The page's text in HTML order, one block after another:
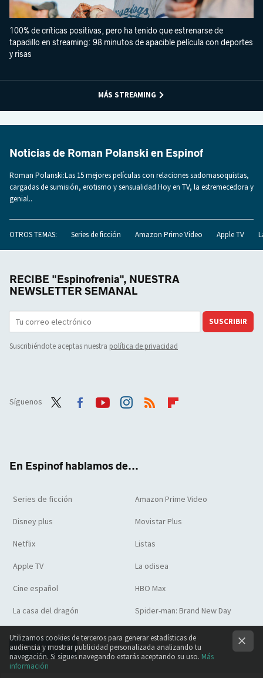
100% de críticas positivas, pero ha tenido que estrenarse de
tapadillo en streaming: 98 minutos de apacible película con deportes
y risas
MÁS STREAMING
Noticias de Roman Polanski en Espinof
Roman Polanski:Las 15 mejores películas con relaciones sadomasoquistas,
cargadas de sumisión, erotismo y sensualidad.Hoy en TV, la estremecedora y
genial..
OTROS TEMAS: Series de ficción Amazon Prime Video Apple TV
RECIBE "Espinofrenia", NUESTRA
NEWSLETTER SEMANAL
SUSCRIBIR
Suscribiéndote aceptas nuestra política de privacidad
Síguenos
En Espinof hablamos de...
Series de ficción Amazon Prime Video
Disney plus Movistar Plus
Netflix Listas
Apple TV La odisea
Cine español HBO Max
La casa del dragón Spider-man: Brand New Day
VER MÁS TEMAS
Utilizamos cookies de terceros para generar estadísticas de
audiencia y mostrar publicidad personalizada analizando tu
navegación. Si sigues navegando estarás aceptando su uso. Más
información